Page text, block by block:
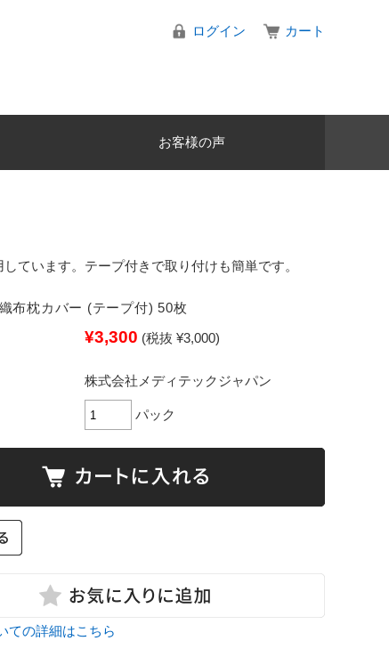
ログイン カート
お客様の声
ています。テープ付きで取り付けも簡単です。
布枕カバー (テープ付) 50枚
¥3,300 (税抜 ¥3,000)
株式会社メディテックジャパン
パック
ての詳細はこちら